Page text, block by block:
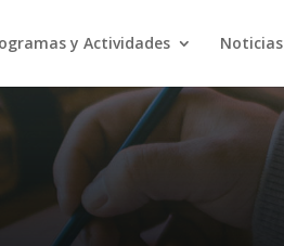
y Actividades Noticias